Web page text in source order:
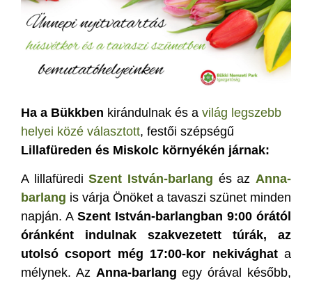
Ha a Bükkben kirándulnak és a világ legszebb
helyei közé választott, festői szépségű
Lillafüreden és Miskolc környékén járnak:
A lillafürediSzent István-barlang és az Anna-
barlang is várja Önöket a tavaszi szünet minden
napján. A Szent István-barlangban 9:00 órától
óránként indulnak szakvezetett túrák, az
utolsó csoport még 17:00-kor nekivághata
mélynek. Az Anna-barlang egy órával később,